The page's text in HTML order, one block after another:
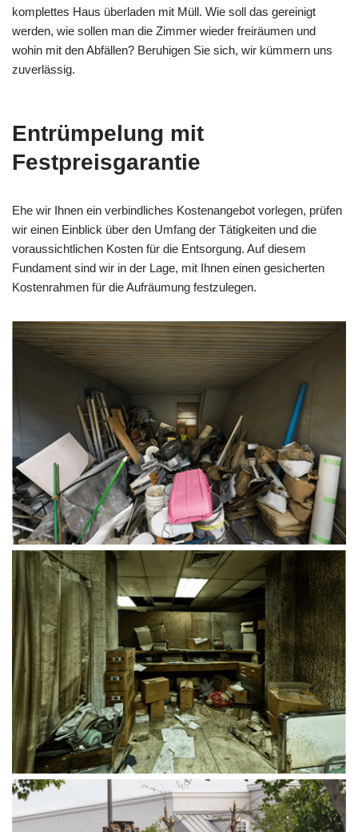
komplettes Haus überladen mit Müll. Wie soll das gereinigt
werden, wie sollen man die Zimmer wieder freiräumen und
wohin mit den Abfällen? Beruhigen Sie sich, wir kümmern uns
zuverlässig.
Entrümpelung mit
Festpreisgarantie
Ehe wir Ihnen ein verbindliches Kostenangebot vorlegen, prüfen
wir einen Einblick über den Umfang der Tätigkeiten und die
voraussichtlichen Kosten für die Entsorgung. Auf diesem
Fundament sind wir in der Lage, mit Ihnen einen gesicherten
Kostenrahmen für die Aufräumung festzulegen.